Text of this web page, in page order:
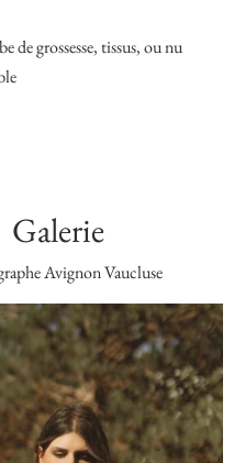
de grossesse, tissus, ou nu
Galerie
Avignon Vaucluse